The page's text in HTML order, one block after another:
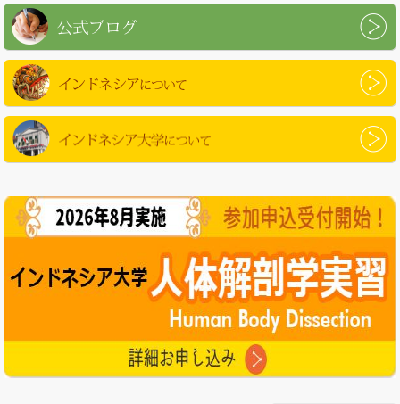
公式ブログ
インドネシアについて
インドネシア大学について